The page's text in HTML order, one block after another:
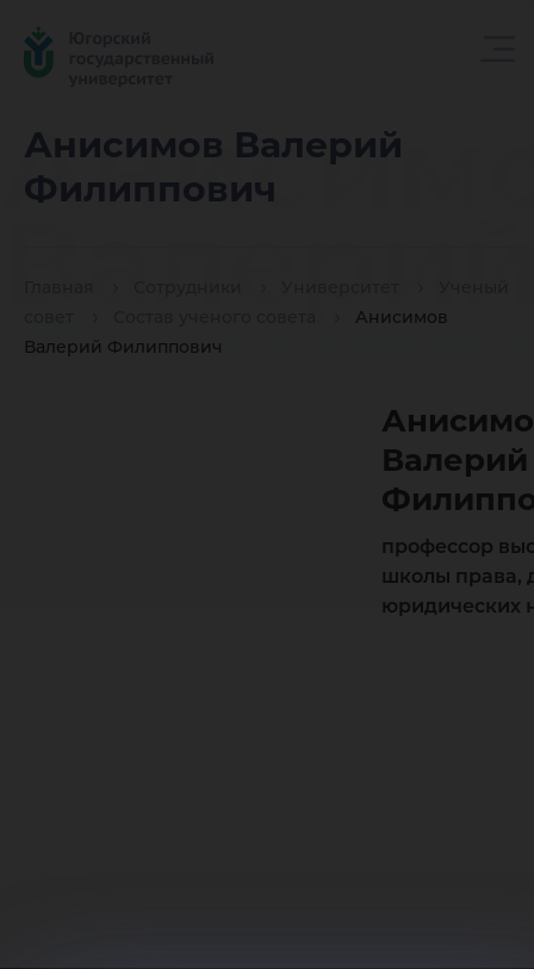
Анисимов Валерий
Филиппович
Анисимов
Валерий Филиппович
Валерий
профессор
школы права,
юридических